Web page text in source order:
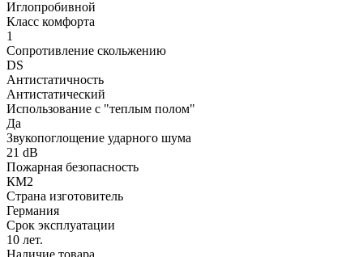
Иглопробивной
Класс комфорта
1
Сопротивление скольжению
DS
Антистатичность
Антистатический
Использование с "теплым полом"
Да
Звукопоглощение ударного шума
21 dB
Пожарная безопасность
КМ2
Страна изготовитель
Германия
Срок эксплуатации
10 лет.